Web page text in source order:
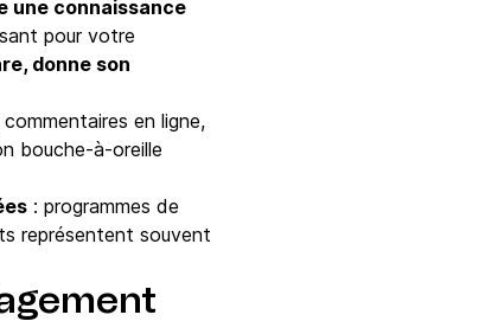
une connaissance
pour votre
donne son
en ligne,
bouche-à-oreille
: programmes de
représentent souvent